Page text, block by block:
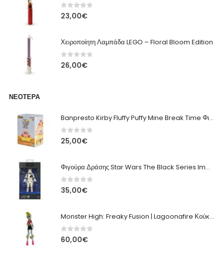
0out of 5
23,00€
Χειροποίητη Λαμπάδα LEGO – Floral Bloom Edition
0out of 5
26,00€
ΝΕΌΤΕΡΑ
Banpresto Kirby Fluffy Puffy Mine Break Time Φιγούρα – Α' Έκδοση
0out of 5
25,00€
Φιγούρα Δράσης Star Wars The Black Series Imperial Remnant Stormtrooper #05
0out of 5
35,00€
Monster High: Freaky Fusion | Lagoonafire Κούκλα Mattel 2013 - 28εκ
0 out of 5
60,00€